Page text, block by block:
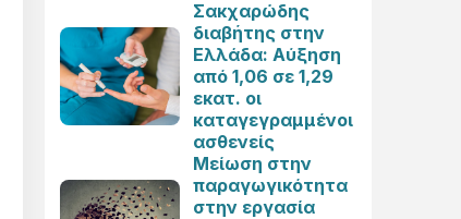
Σακχαρώδης
διαβήτης στην
Ελλάδα: Αύξηση
από 1,06 σε 1,29
εκατ. οι
καταγεγραμμένοι
ασθενείς
Μείωση στην
παραγωγικότητα
στην εργασία